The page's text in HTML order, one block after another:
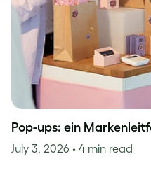
Pop-ups: ein
July 3, 2026 • 4 min read